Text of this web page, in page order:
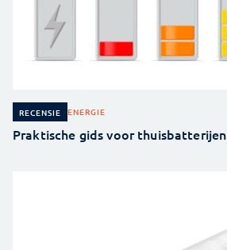
RECENSIE ENERGIE
Praktische gids voor thuisbatterijen